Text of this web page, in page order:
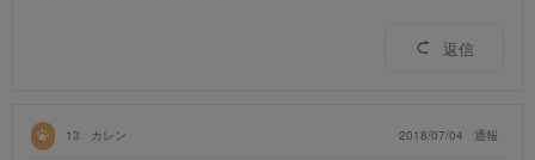
返信
13 カレン 2018/07/04 通報